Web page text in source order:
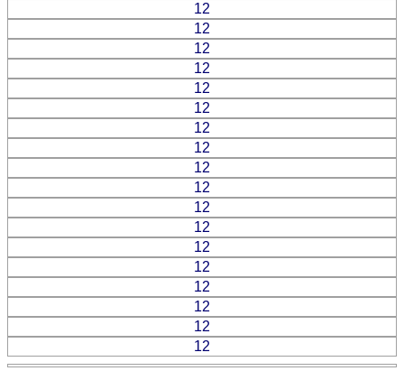
12
12
12
12
12
12
12
12
12
12
12
12
12
12
12
12
12
12